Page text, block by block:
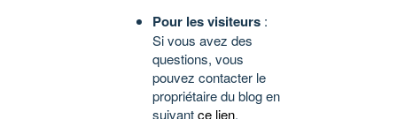
Pour les visiteurs :
Si vous avez des
questions, vous
pouvez contacter le
propriétaire du blog en
suivantce lien.